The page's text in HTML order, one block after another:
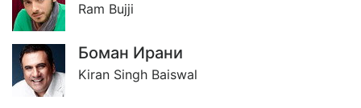
Ram Bujji
Боман Ирани
Kiran Singh Baiswal